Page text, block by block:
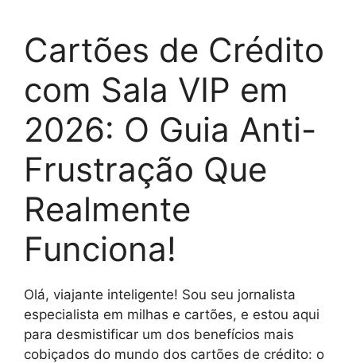
Cartões de Crédito
com Sala VIP em
2026: O Guia Anti-
Frustração Que
Realmente
Funciona!
Olá, viajante inteligente! Sou seu jornalista
especialista em milhas e cartões, e estou aqui
para desmistificar um dos benefícios mais
cobiçados do mundo dos cartões de crédito: o